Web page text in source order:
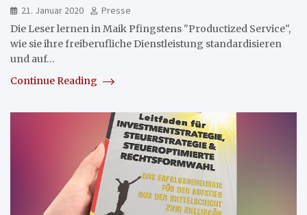
21. Januar 2020
Presse
Die Leser lernen in Maik Pfingstens "Productized Service",
wie sie ihre freiberufliche Dienstleistung standardisieren
und auf…
Continue Reading